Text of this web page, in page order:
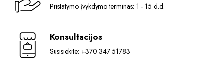
Pristatymo įvykdymo terminas: 1 - 15 d.d.
Konsultacijos
Susisiekite: +370 347 51783